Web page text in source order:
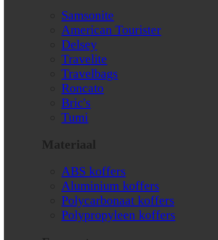
Samsonite
American Tourister
Delsey
Travelite
Travelbags
Roncato
Bric's
Tumi
Materiaal
ABS koffers
Aluminium koffers
Polycarbonaat koffers
Polypropyleen koffers